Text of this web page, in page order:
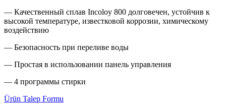
— Качественный сплав Incoloy 800 долговечен, устойчив к
высокой температуре, известковой коррозии, химическому
воздействию
— Безопасность при переливе воды
— Простая в использовании панель управления
— 4 программы стирки
Ürün Talep Formu